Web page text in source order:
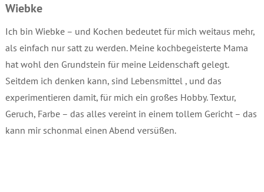
Wiebke
Ich bin Wiebke – und Kochen bedeutet für mich weitaus mehr,
als einfach nur satt zu werden. Meine kochbegeisterte Mama
hat wohl den Grundstein für meine Leidenschaft gelegt.
Seitdem ich denken kann, sind Lebensmittel , und das
experimentieren damit, für mich ein großes Hobby. Textur,
Geruch, Farbe – das alles vereint in einem tollem Gericht – das
kann mir schonmal einen Abend versüßen.